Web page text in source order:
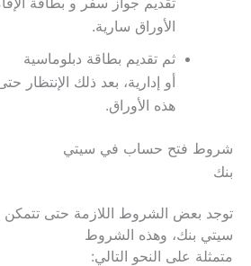
الأوراق سارية.
ثم تقديم بطاقة دبلوماسية
أو إدارية، بعد ذلك الإنتظار
هذه الأوراق.
شروط فتح حساب في سيتي
بنك
توجد بعض الشروط اللازمة حتى
سيتي بنك، وهذه الشروط
متمثلة على النحو التالي: